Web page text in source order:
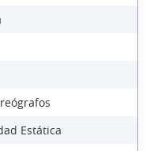
Estática